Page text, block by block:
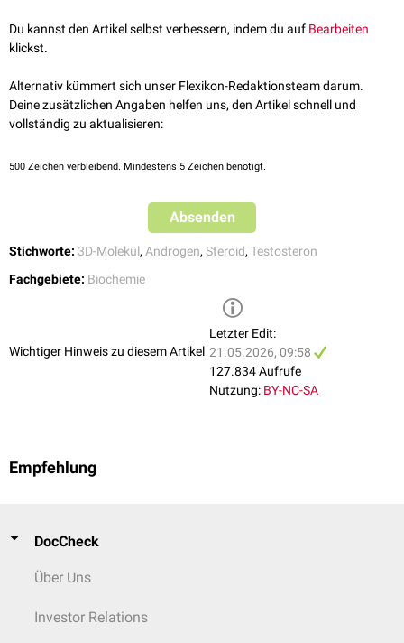
Interpretation
Pubertas praecox
Hodenkrebs
PMO-Syndrom
Ein erniedrigter Spiegel an DHT liegt vor bei:
Pseudohermaphroditismus masculinus
Östrogentherapie
Hyperlipidämie
Impotenz
Du kannst den Artikel selbst verbessern, indem du auf Bearbeiten
klickst.
Alternativ kümmert sich unser Flexikon-Redaktionsteam darum.
Deine zusätzlichen Angaben helfen uns, den Artikel schnell und
vollständig zu aktualisieren:
500 Zeichen verbleibend. Mindestens 5 Zeichen benötigt.
Absenden
Stichworte: 3D-Molekül, Androgen, Steroid, Testosteron
Fachgebiete: Biochemie
Wichtiger Hinweis zu diesem Artikel
Letzter Edit:
21.05.2026, 09:58
127.834 Aufrufe
Nutzung: BY-NC-SA
Empfehlung
DocCheck
Über Uns
Investor Relations